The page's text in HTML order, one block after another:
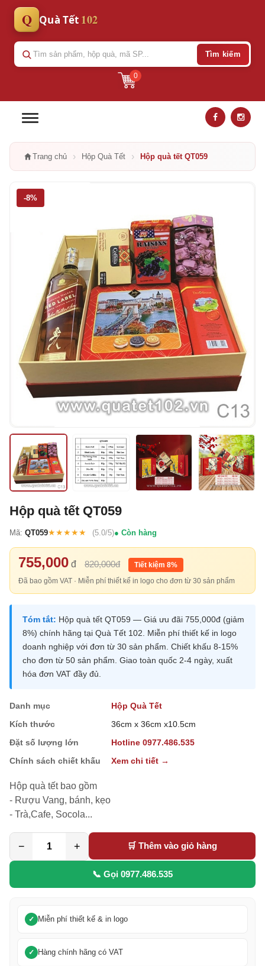
Q Quà Tết 102
0
Tìm kiếm
Trang chủ › Hộp Quà Tết › Hộp quà tết QT059
-8%
Hộp quà tết QT059
Mã: QT059★★★★★ (5.0/5) Còn hàng
755,000 đ 820,000đ
Tiết kiệm 8%
Đã bao gồm VAT · Miễn phí thiết kế in logo cho đơn từ 30 sản phẩm
Tóm tắt: Hộp quà tết QT059 — Giá ưu đãi 755,000đ (giảm
8%) chính hãng tại Quà Tết 102. Miễn phí thiết kế in logo
doanh nghiệp với đơn từ 30 sản phẩm. Chiết khấu 8-15%
cho đơn từ 50 sản phẩm. Giao toàn quốc 2-4 ngày, xuất
hóa đơn VAT đầy đủ.
Danh mục
Hộp Quà Tết
Kích thước
36cm x 36cm x10.5cm
Đặt số lượng lớn
Hotline 0977.486.535
Chính sách chiết khấu
Xem chi tiết →
Hộp quà tết bao gồm
- Rượu Vang, bánh, kẹo
- Trà,Cafe, Socola...
− + 🛒 Thêm vào giỏ hàng
📞 Gọi 0977.486.535
Miễn phí thiết kế & in logo
Hàng chính hãng có VAT